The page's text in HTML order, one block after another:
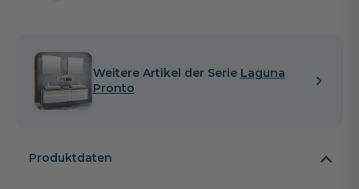
Weitere Artikel der Serie Laguna
Pronto
Produktdaten